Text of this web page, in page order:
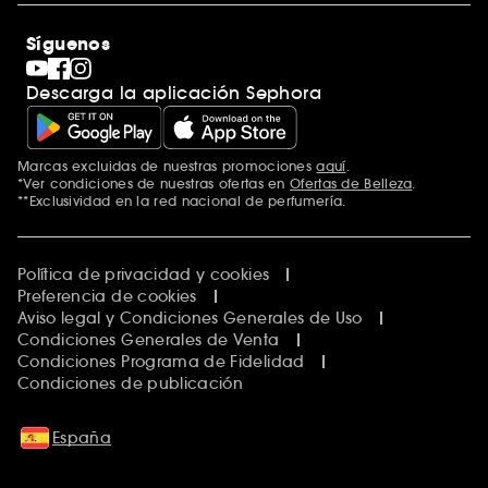
Descubrir Sephora
Código promocional Sephora
Rebajas
San Valentín
Día del Padre
Premio Sephora
Día de la Madre
Calendario Adviento
Singles' Day
Black Friday
Cyber Monday
Síguenos
Descarga la aplicación Sephora
Marcas excluidas de nuestras promocionesaquí.
*Ver condiciones de nuestras ofertas en Ofertas de Belleza.
**Exclusividad en la red nacional de perfumería.
Política de privacidad y cookies
Preferencia de cookies
Aviso legal y Condiciones Generales de Uso
Condiciones Generales de Venta
Condiciones Programa de Fidelidad
Condiciones de publicación
España